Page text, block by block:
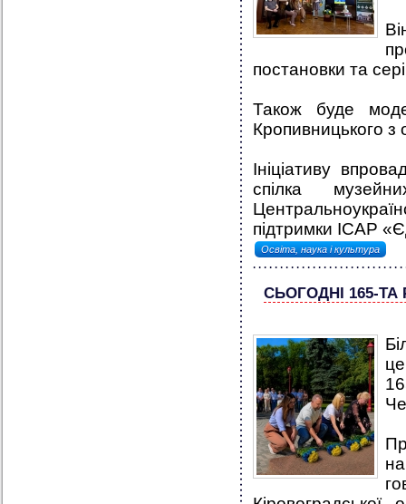
постановки та
Також буде
Кропивницького
Ініціативу
спілка
підтримки ICAP
Освіта, наука і культура
СЬОГОДНІ 165-